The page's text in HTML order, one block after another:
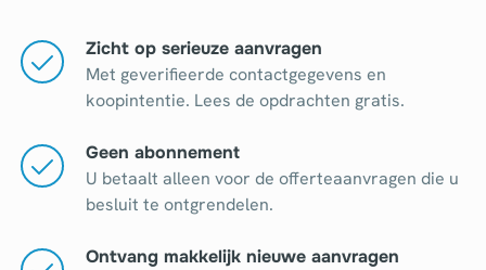
Zicht op serieuze aanvragen
Met geverifieerde contactgegevens en
koopintentie. Lees de opdrachten gratis.
Geen abonnement
U betaalt alleen voor de offerteaanvragen die u
besluit te ontgrendelen.
Ontvang makkelijk nieuwe aanvragen